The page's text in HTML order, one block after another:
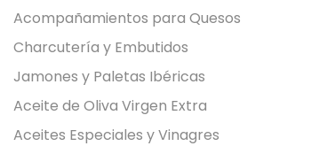
Acompañamientos para Quesos
Charcutería y Embutidos
Jamones y Paletas Ibéricas
Aceite de Oliva Virgen Extra
Aceites Especiales y Vinagres